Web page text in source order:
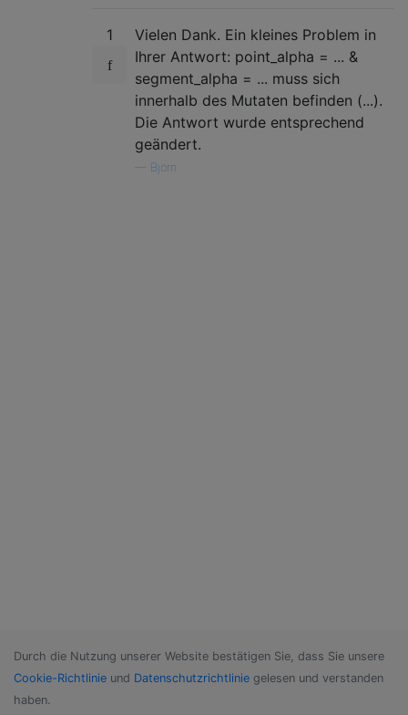
1
Vielen Dank. Ein kleines Problem in
Ihrer Antwort: point_alpha = ... &
segment_alpha = ... muss sich
innerhalb des Mutaten befinden (...).
Die Antwort wurde entsprechend
geändert.
Björn
Durch die Nutzung unserer Website bestätigen Sie, dass Sie unsere
Cookie-Richtlinie und Datenschutzrichtlinie gelesen und verstanden
haben.